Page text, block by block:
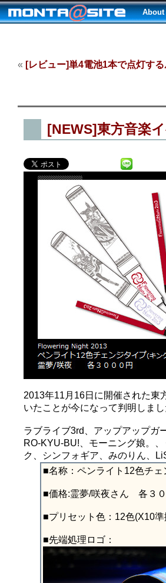
About
« [レビュー]単4電池1本で点灯す
[NEWS]東方音楽
2013年11月16日に開催された東
いたことが今になって判明しまし
ラブライブ3rd、アップアップガ
RO-KYU-BU!、モーニング娘。
ク、シンフォギア、みのりん、
■名称：ペンライト12色チェ
■価格:霊夢/咲夜さん 各３
■プリセット色：12色(X10準
■先端処理ロゴ：